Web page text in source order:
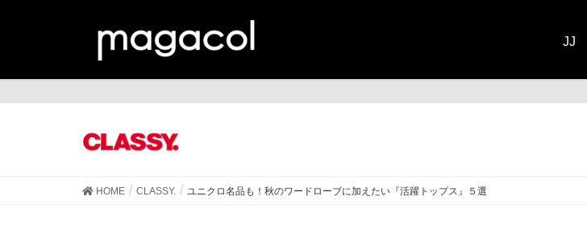
JJ
HOME CLASSY. ユニクロ名品も！秋のワードローブに加えたい『活躍トップス』５選